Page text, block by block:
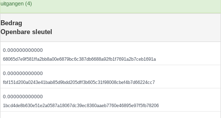
uitgangen (4)
Bedrag
Openbare sleutel
0.000000000000
68065d7e9f581ffa2bb8a00e6879bc6c387db6688a92fb1f7691a2b7ceb1691a
0.000000000000
fbf151d200a0243e41bab85d9bdd205dff3b605c31f98008cbef4b7d66224cc7
0.000000000000
1bcd4de8b630e51e2a0587a18067dc39ec8360aaeb7760e46895e97f5fb78206